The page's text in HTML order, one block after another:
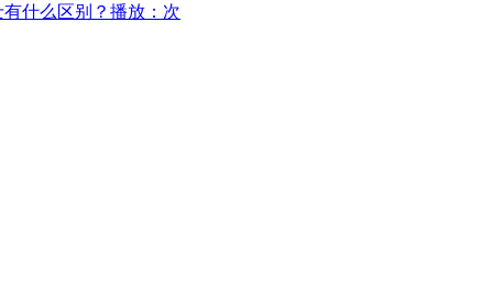
什么区别？ 播放：次